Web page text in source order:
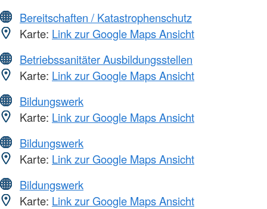
Bereitschaften / Katastrophenschutz
Karte: Link zur Google Maps Ansicht
Betriebssanitäter Ausbildungsstellen
Karte: Link zur Google Maps Ansicht
Bildungswerk
Karte: Link zur Google Maps Ansicht
Bildungswerk
Karte: Link zur Google Maps Ansicht
Bildungswerk
Karte: Link zur Google Maps Ansicht